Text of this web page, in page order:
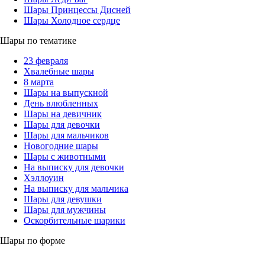
Шары Принцессы Дисней
Шары Холодное сердце
Шары по тематике
23 февраля
Хвалебные шары
8 марта
Шары на выпускной
День влюбленных
Шары на девичник
Шары для девочки
Шары для мальчиков
Новогодние шары
Шары с животными
На выписку для девочки
Хэллоуин
На выписку для мальчика
Шары для девушки
Шары для мужчины
Оскорбительные шарики
Шары по форме